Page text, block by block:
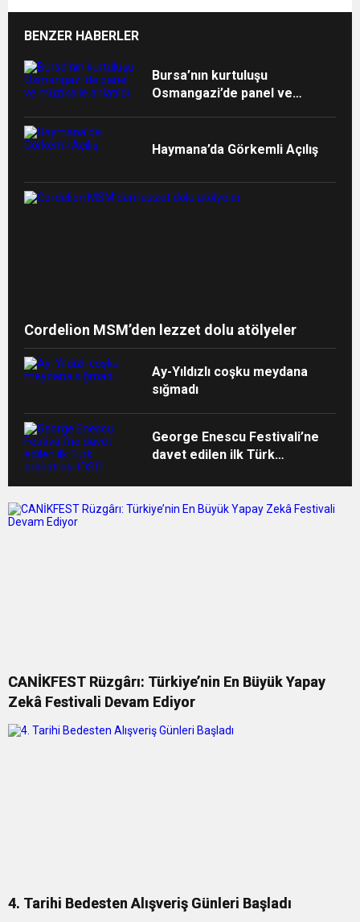
BENZER HABERLER
Bursa’nın kurtuluşu
Osmangazi’de panel ve
Haymana’da Görkemli Açılış
Cordelion MSM’den lezzet dolu atölyeler
Ay-Yıldızlı coşku meydana
sığmadı
George Enescu Festivali’ne
davet edilen ilk Türk
yurda döndü
CANİKFEST Rüzgârı: Türkiye’nin En Büyük Yapay
Zekâ Festivali Devam Ediyor
4. Tarihi Bedesten Alışveriş Günleri Başladı